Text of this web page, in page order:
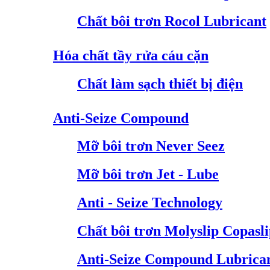
Chất bôi trơn Rocol Lubricant
Hóa chất tầy rửa cáu cặn
Chất làm sạch thiết bị điện
Anti-Seize Compound
Mỡ bôi trơn Never Seez
Mỡ bôi trơn Jet - Lube
Anti - Seize Technology
Chất bôi trơn Molyslip
Anti-Seize Compound